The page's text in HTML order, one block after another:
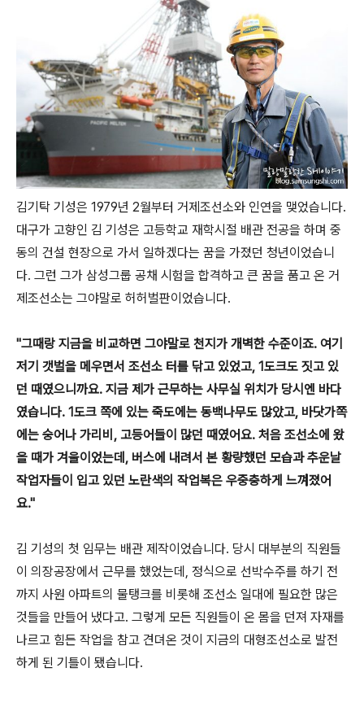
김기탁 기성은 1979년 2월부터 거제조선소와 인연을 맺었습니다.
대구가 고향인 김 기성은 고등학교 재학시절 배관 전공을 하며 중
동의 건설 현장으로 가서 일하겠다는 꿈을 가졌던 청년이었습니
다. 그런 그가 삼성그룹 공채 시험을 합격하고 큰 꿈을 품고 온 거
제조선소는 그야말로 허허벌판이었습니다.
"그때랑 지금을 비교하면 그야말로 천지가 개벽한 수준이죠. 여기
저기 갯벌을 메우면서 조선소 터를 닦고 있었고, 1도크도 짓고 있
던 때였으니까요. 지금 제가 근무하는 사무실 위치가 당시엔 바다
였습니다. 1도크 쪽에 있는 죽도에는 동백나무도 많았고, 바닷가쪽
에는 숭어나 가리비, 고등어들이 많던 때였어요. 처음 조선소에 왔
을 때가 겨울이었는데, 버스에 내려서 본 황량했던 모습과 추운날
작업자들이 입고 있던 노란색의 작업복은 우중충하게 느껴졌어
요."
김 기성의 첫 임무는 배관 제작이었습니다. 당시 대부분의 직원들
이 의장공장에서 근무를 했었는데, 정식으로 선박수주를 하기 전
까지 사원 아파트의 물탱크를 비롯해 조선소 일대에 필요한 많은
것들을 만들어 냈다고. 그렇게 모든 직원들이 온 몸을 던져 자재를
나르고 힘든 작업을 참고 견뎌온 것이 지금의 대형조선소로 발전
하게 된 기틀이 됐습니다.